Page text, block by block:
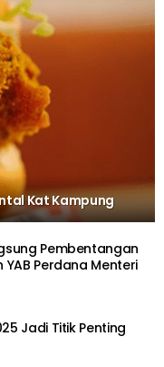
Kat Kampung
Pembentangan
Perdana Menteri
Jadi Titik Penting